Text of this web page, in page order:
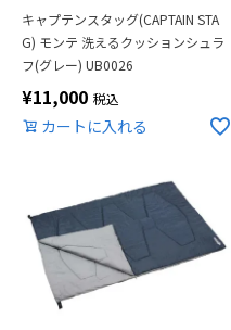
キャプテンスタッグ(CAPTAIN STA
G) モンテ 洗えるクッションシュラ
フ(グレー) UB0026
¥11,000 税込
カートに入れる